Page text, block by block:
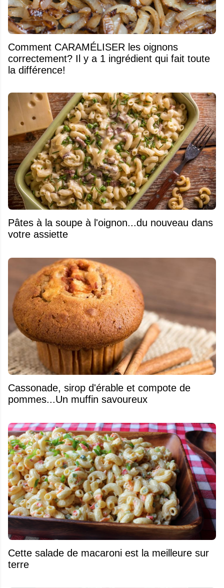
Comment CARAMÉLISER les oignons
correctement? Il y a 1 ingrédient qui fait toute
la différence!
Pâtes à la soupe à l'oignon...du nouveau dans
votre assiette
​Cassonade, sirop d'érable et compote de
pommes...Un muffin savoureux
Cette salade de macaroni est la meilleure sur
terre